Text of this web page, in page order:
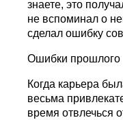
знаете, это
не вспоминал о
сделал ошибку
Ошибки прошлого
Когда карьера
весьма
время отвлечься